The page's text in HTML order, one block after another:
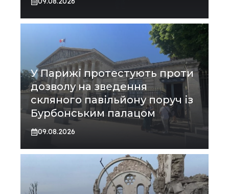
У Парижі протестують проти
дозволу на зведення
скляного павільйону поруч із
Бурбонським палацом
09.08.2026